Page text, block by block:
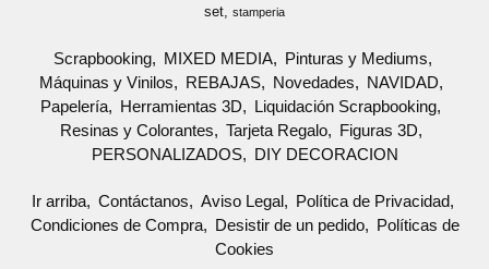
set stamperia
Scrapbooking MIXED MEDIA
Pinturas y Mediums
Máquinas y Vinilos
REBAJAS Novedades
NAVIDAD
Papelería
Herramientas 3D
Liquidación Scrapbooking
Resinas y Colorantes
Tarjeta Regalo
Figuras 3D
PERSONALIZADOS
DIY DECORACION
Ir arriba Contáctanos Aviso Legal
Política de Privacidad
Condiciones de Compra
Desistir de un pedido
Políticas de
Cookies